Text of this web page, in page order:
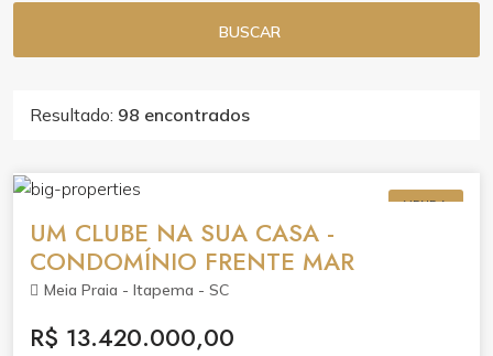
BUSCAR
Resultado: 98 encontrados
VENDA
UM CLUBE NA SUA CASA -
CONDOMÍNIO FRENTE MAR
Meia Praia - Itapema - SC
R$ 13.420.000,00